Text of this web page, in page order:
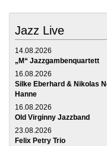
Jazz Live
14.08.2026
„M“ Jazzgambenquartett
16.08.2026
Silke Eberhard & Nikolas
Hanne
16.08.2026
Old Virginny Jazzband
23.08.2026
Felix Petry Trio